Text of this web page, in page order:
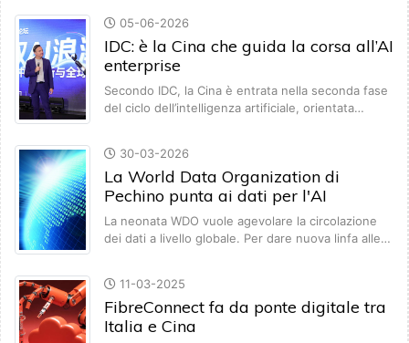
05-06-2026
IDC: è la Cina che guida la corsa all’AI
enterprise
Secondo IDC, la Cina è entrata nella seconda fase
del ciclo dell’intelligenza artificiale, orientata…
30-03-2026
La World Data Organization di
Pechino punta ai dati per l'AI
La neonata WDO vuole agevolare la circolazione
dei dati a livello globale. Per dare nuova linfa alle…
11-03-2025
FibreConnect fa da ponte digitale tra
Italia e Cina